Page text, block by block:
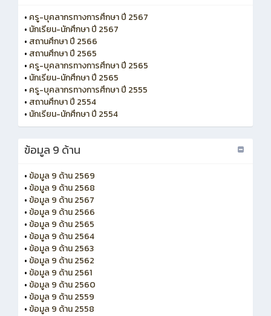
• ครู-บุคลากรทางการศึกษา ปี 2567
• นักเรียน-นักศึกษา ปี 2567
• สถานศึกษา ปี 2566
• สถานศึกษา ปี 2565
• ครู-บุคลากรทางการศึกษา ปี 2565
• นักเรียน-นักศึกษา ปี 2565
• ครู-บุคลากรทางการศึกษา ปี 2555
• สถานศึกษา ปี 2554
• นักเรียน-นักศึกษา ปี 2554
ข้อมูล 9 ด้าน
• ข้อมูล 9 ด้าน 2569
• ข้อมูล 9 ด้าน 2568
• ข้อมูล 9 ด้าน 2567
• ข้อมูล 9 ด้าน 2566
• ข้อมูล 9 ด้าน 2565
• ข้อมูล 9 ด้าน 2564
• ข้อมูล 9 ด้าน 2563
• ข้อมูล 9 ด้าน 2562
• ข้อมูล 9 ด้าน 2561
• ข้อมูล 9 ด้าน 2560
• ข้อมูล 9 ด้าน 2559
• ข้อมูล 9 ด้าน 2558